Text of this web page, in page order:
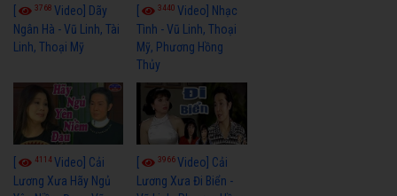
3768 Video] Dãy
Ngân Hà - Vũ Linh, Tài
Linh, Thoại Mỹ
3440Video] Nhạc
Tình - Vũ Linh, Thoại
Mỹ, Phương Hồng
Thủy
4114Video] Cải
Lương Xưa Hãy Ngủ
3966Video] Cải
Lương Xưa Đi Biển -